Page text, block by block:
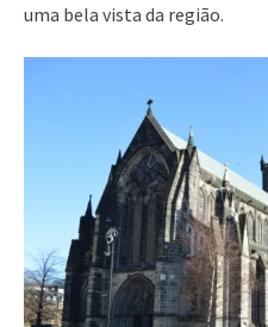
uma bela vista da região.